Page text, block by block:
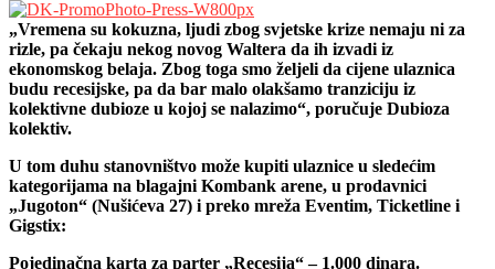
„Vremena su kokuzna, ljudi zbog svjetske krize nemaju ni za
rizle, pa čekaju nekog novog Waltera da ih izvadi iz
ekonomskog belaja. Zbog toga smo željeli da cijene ulaznica
budu recesijske, pa da bar malo olakšamo tranziciju iz
kolektivne dubioze u kojoj se nalazimo“, poručuje Dubioza
kolektiv.
U tom duhu stanovništvo može kupiti ulaznice u sledećim
kategorijama na blagajni Kombank arene, u prodavnici
„Jugoton“ (Nušićeva 27) i preko mreža Eventim, Ticketline i
Gigstix:
Pojedinačna karta za parter „Recesija“ – 1.000 dinara.